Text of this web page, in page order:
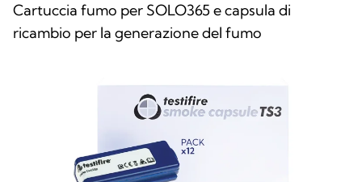
Cartuccia fumo per SOLO365 e capsula di
ricambio per la generazione del fumo